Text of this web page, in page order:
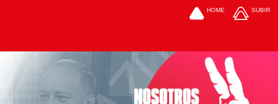
HOME SUBIR